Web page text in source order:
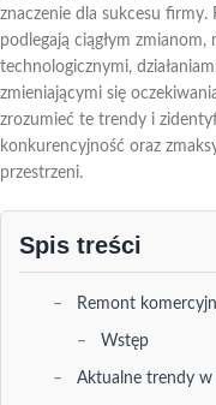
znaczenie dla sukcesu
podlegają ciągłym
technologicznymi,
zmieniającymi się
zrozumieć te trendy i
konkurencyjność oraz
przestrzeni.
Spis treści
Remont
Wstęp
Aktualne trendy